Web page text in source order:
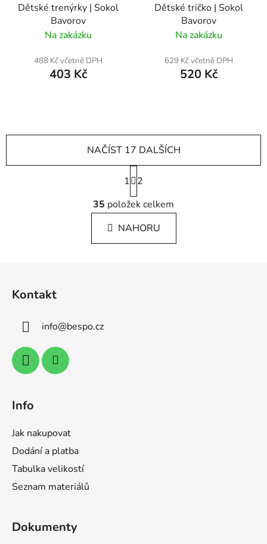
Dětské trenýrky | Sokol
Bavorov
Na zakázku
488 Kč včetně DPH
403 Kč
Dětské tričko | Sokol
Bavorov
Na zakázku
629 Kč včetně DPH
520 Kč
O
v
l
á
d
NAČÍST 17 DALŠÍCH
S
t
r
á
n
k
1
2
35 položek celkem
NAHORU
Kontakt
info@bespo.cz
Info
Jak nakupovat
Dodání a platba
Tabulka velikostí
Seznam materiálů
Dokumenty